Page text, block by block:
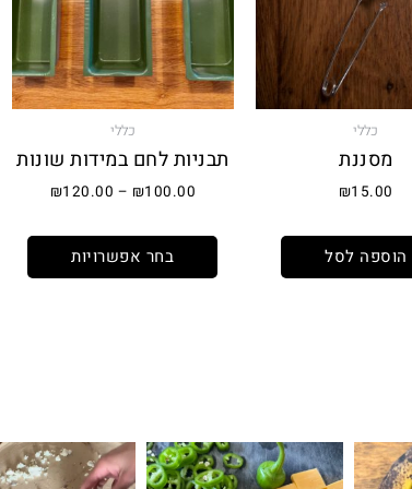
כללי
מסננת
₪15.00
הוספה לסל
כללי
תבניות לחם במידות שונות
₪100.00
–
₪120.00
בחר אפשרויות
סוגים.
ניתן
לבחור
את
המוצר
ראיתימגיע כקיפול שני או שלישי לרב כדי
תאנים בלחם זה שילוב מגן עדן ל 2 לחמים 500 קמח גרנ וואוו